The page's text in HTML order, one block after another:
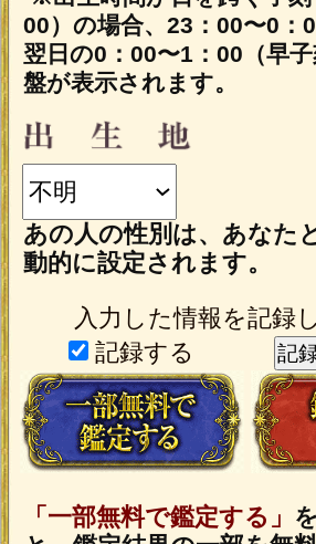
テレシスネットワーク株式会社は、
ご入力いただいた情報を、占いサー
情報の蓄積を行ったり、他の目的で
使用することはありません。ご利用
の際は、当社「個人情報保護方針
に同意の上、必要事項をご入力くだ
動作環境
この占い番組は、次の環境でご利用く
ださい。
＜OS＞
Android 5.0以降
iOS 10.0以降
OSに標準搭載されているブラウザ。
※JavaScriptの設定をオンにしてご利用